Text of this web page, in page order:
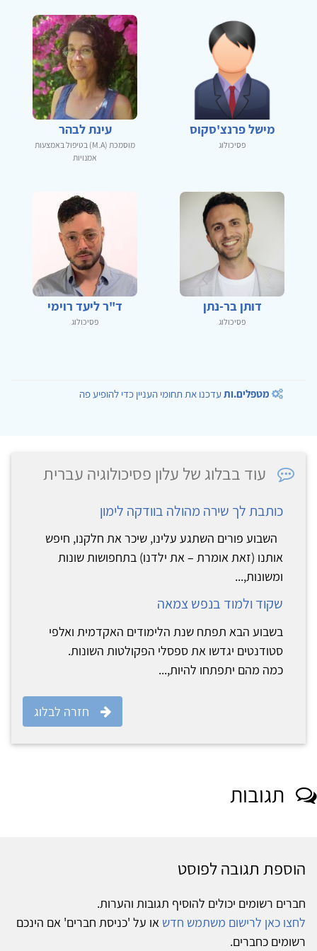
מישל פרנצ'סקוס
פסיכולוג
עינת לבהר
מוסמכת (M.A) בטיפול באמצעות
אמנויות
דותן בר-נתן
פסיכולוג
ד"ר ליעד רוימי
פסיכולוג
מטפלים.ותעדכנו את תחומי העניין כדי להופיע פה
עוד בבלוג של עלון פסיכולוגיה עברית
כותבת לך שירה מהולה בוודקה לימון
השבוע פורים השתגע עלינו, שיכר את חלקנו, חיפש
אותנו (זאת אומרת – את ילדנו) בתחפושות שונות
ומשונות,...
שקוד ולמוד בנפש צמאה
בשבוע הבא תפתח שנת הלימודים האקדמית ואלפי
סטודנטים יגדשו את ספסלי הפקולטות השונות.
כמה מהם יתפתחו להיות,...
חזרה לבלוג
תגובות
הוספת תגובה לפוסט
חברים רשומים יכולים להוסיף תגובות והערות.
לחצו כאן לרישום משתמש חדש או על 'כניסת חברים' אם הינכם
רשומים כחברים.